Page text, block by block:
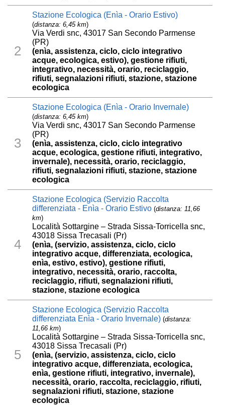
2
Stazione Ecologica (Enìa - Orario Estivo)
(distanza: 6,45 km)
Via Verdi snc, 43017 San Secondo Parmense
(PR)
(enìa, assistenza, ciclo, ciclo integrativo
acque, ecologica, estivo), gestione rifiuti,
integrativo, necessità, orario, reciclaggio,
rifiuti, segnalazioni rifiuti, stazione, stazione
ecologica
3
Stazione Ecologica (Enìa - Orario Invernale)
(distanza: 6,45 km)
Via Verdi snc, 43017 San Secondo Parmense
(PR)
(enìa, assistenza, ciclo, ciclo integrativo
acque, ecologica, gestione rifiuti, integrativo,
invernale), necessità, orario, reciclaggio,
rifiuti, segnalazioni rifiuti, stazione, stazione
ecologica
4
Stazione Ecologica (Servizio Raccolta
differenziata - Enìa - Orario Estivo (distanza: 11,66
km)
Località Sottargine – Strada Sissa-Torricella snc,
43018 Sissa Trecasali (Pr)
(enìa, (servizio, assistenza, ciclo, ciclo
integrativo acque, differenziata, ecologica,
enìa, estivo, estivo), gestione rifiuti,
integrativo, necessità, orario, raccolta,
reciclaggio, rifiuti, segnalazioni rifiuti,
stazione, stazione ecologica
5
Stazione Ecologica (Servizio Raccolta
differenziata Enìa - Orario Invernale) (distanza:
11,66 km)
Località Sottargine – Strada Sissa-Torricella snc,
43018 Sissa Trecasali (Pr)
(enìa, (servizio, assistenza, ciclo, ciclo
integrativo acque, differenziata, ecologica,
enìa, gestione rifiuti, integrativo, invernale),
necessità, orario, raccolta, reciclaggio, rifiuti,
segnalazioni rifiuti, stazione, stazione
ecologica